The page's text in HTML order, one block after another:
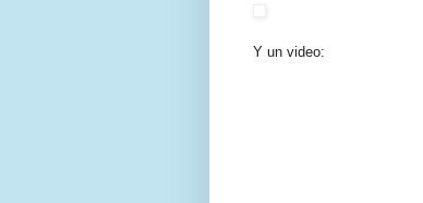
Y un video: